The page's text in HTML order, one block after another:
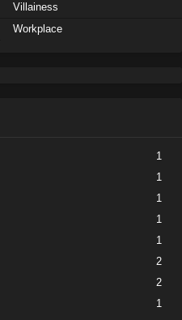
Villainess
Workplace
1
1
1
1
1
2
2
1